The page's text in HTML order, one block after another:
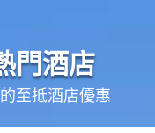
門酒店
至抵酒店優惠